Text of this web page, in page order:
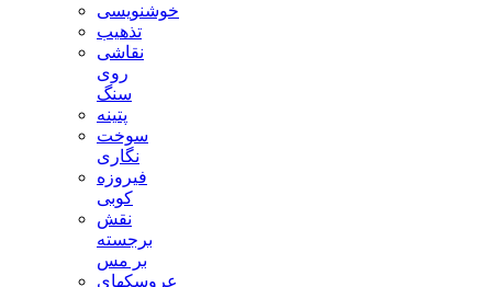
خوشنویسی
تذهیب
نقاشی
روی
سنگ
پتینه
سوخت
نگاری
فیروزه
کوبی
نقش
برجسته
بر مس
عروسکهای